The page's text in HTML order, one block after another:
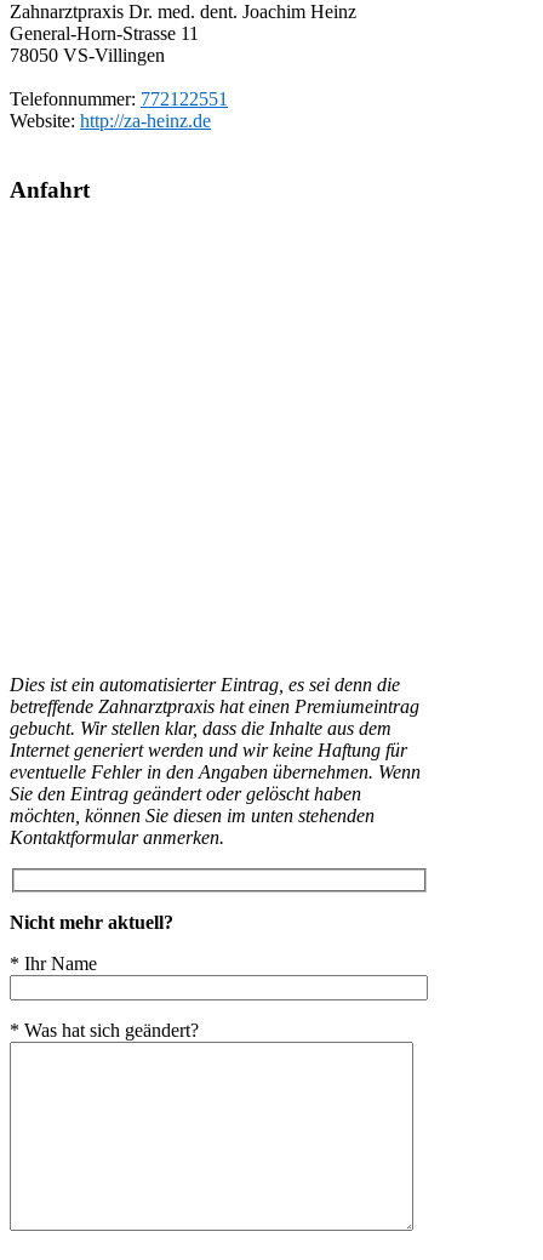
Zahnarztpraxis Dr. med. dent. Joachim Heinz
General-Horn-Strasse 11
78050 VS-Villingen
Telefonnummer: 772122551
Website: http://za-heinz.de
Anfahrt
Dies ist ein automatisierter Eintrag, es sei denn die
betreffende Zahnarztpraxis hat einen Premiumeintrag
gebucht. Wir stellen klar, dass die Inhalte aus dem
Internet generiert werden und wir keine Haftung für
eventuelle Fehler in den Angaben übernehmen. Wenn
Sie den Eintrag geändert oder gelöscht haben
möchten, können Sie diesen im unten stehenden
Kontaktformular anmerken.
Nicht mehr aktuell?
* Ihr Name
* Was hat sich geändert?